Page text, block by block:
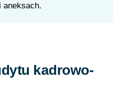
aneksach.
kadrowo-